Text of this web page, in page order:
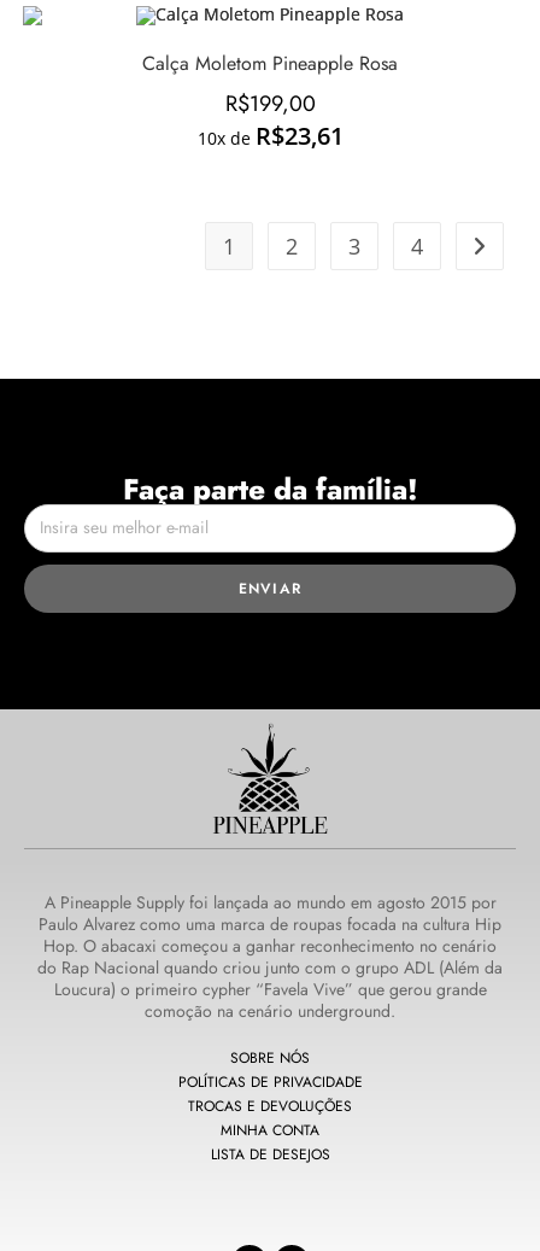
Calça Moletom Pineapple Rosa
R$199,00
10x de R$23,61
1 2 3 4
Faça parte da família!
ENVIAR
A Pineapple Supply foi lançada ao mundo em agosto 2015 por
Paulo Alvarez como uma marca de roupas focada na cultura Hip
Hop. O abacaxi começou a ganhar reconhecimento no cenário
do Rap Nacional quando criou junto com o grupo ADL (Além da
Loucura) o primeiro cypher “Favela Vive” que gerou grande
comoção na cenário underground.
SOBRE NÓS
POLÍTICAS DE PRIVACIDADE
TROCAS E DEVOLUÇÕES
MINHA CONTA
LISTA DE DESEJOS